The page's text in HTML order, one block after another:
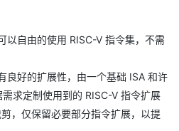
以自由的使用 RISC-V 指令集，不需
良好的扩展性，由一个基础 ISA 和许
求定制使用到的 RISC-V 指令扩展
，仅保留必要部分指令扩展，以提